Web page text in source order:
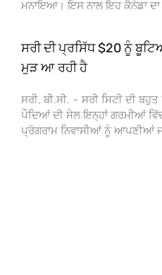
ਮਨਾਇਆ। ਇਸ ਨਾਲ ਇਹ ਕੈਨੇਡਾ ਦਾ
ਸਰੀ ਦੀ ਪ੍ਰਸਿੱਧ $20 ਨੂੰ
ਮੁੜ ਆ ਰਹੀ ਹੈ
ਸਰੀ, ਬੀ.ਸੀ. – ਸਰੀ ਸਿਟੀ ਦੀ
ਪੌਦਿਆਂ ਦੀ ਸੇਲ ਇਨ੍ਹਾਂ ਗਰਮੀਆਂ
ਪ੍ਰੋਗਰਾਮ ਨਿਵਾਸੀਆਂ ਨੂੰ ਆਪਣੀਆਂ